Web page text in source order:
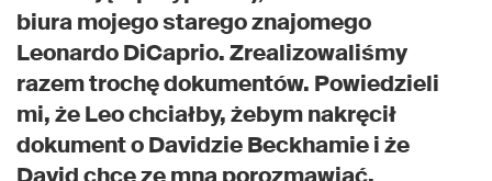
biura mojego starego znajomego
Leonardo DiCaprio. Zrealizowaliśmy
razem trochę dokumentów. Powiedzieli
mi, że Leo chciałby, żebym nakręcił
dokument o Davidzie Beckhamie i że